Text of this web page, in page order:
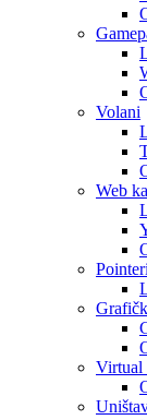
Volani
Web
Virtual